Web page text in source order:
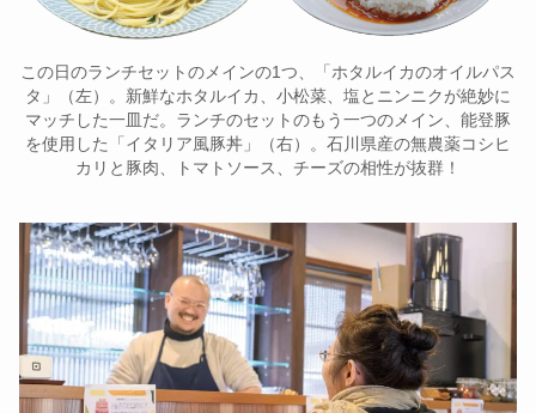
この日のランチセットのメインの1つ、「ホタルイカのオイルパス
タ」（左）。新鮮なホタルイカ、小松菜、塩とニンニクが絶妙に
マッチした一皿だ。ランチのセットのもう一つのメイン、能登豚
を使用した「イタリア風豚丼」（右）。石川県産の無農薬コシヒ
カリと豚肉、トマトソース、チーズの相性が抜群！